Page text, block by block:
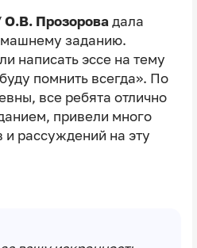
О.В. Прозорова дала
заданию.
написать эссе на тему
помнить всегда». По
все ребята отлично
привели много
рассуждений на эту